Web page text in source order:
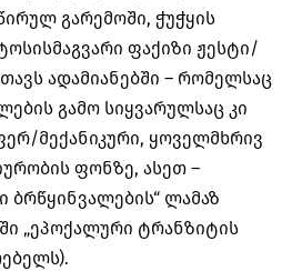
გარემოში, ჭუჭყის
ფაქიზი ჟესტი/
ადამიანებში – რომელსაც
გამო სიყვარულსაც კი
მექანიკური, ყოველმხრივ
ფონზე, ასეთ –
ბრწყინვალების“ ლამაზ
„ეპოქალური ტრანზიტის